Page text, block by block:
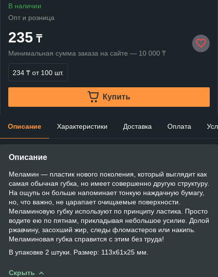
В наличии
Опт и розница
235 ₸
Минимальная сумма заказа на сайте — 10 000 ₸
234 ₸ от 100 шт.
Купить
Описание Характеристики Доставка Оплата
Описание
Меламин — пластик нового поколения, который выглядит как
самая обычная губка, но имеет совершенно другую структуру.
На ощупь он больше напоминает тонкую наждачную бумагу,
но, что важно, не царапает очищаемые поверхности.
Меламиновую губку используют по принципу ластика. Просто
водите ею по пятнам, прикладывая небольшое усилие. Долой
ржавчину, засохший жир, следы фломастеров или накипь.
Меламиновая губка справится с этим без труда!
В упаковке 2 штуки. Размер: 113x61x25 мм.
Скрыть